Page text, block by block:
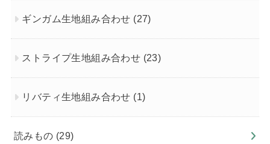
ギンガム生地組み合わせ (27)
ストライプ生地組み合わせ (23)
リバティ生地組み合わせ (1)
読みもの (29)